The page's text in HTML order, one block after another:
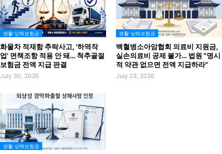
생활·상해보험금
화물차 적재함 추락사고, '하역작
업' 면책조항 적용 안 돼… 척추골절
보험금 전액 지급 판결
July 30, 2026
생활·상해보험금
백혈병소아암협회 의료비 지원금,
실손의료비 공제 불가… 법원 "명시
적 약관 없으면 전액 지급하라"
July 23, 2026
생활·상해보험금